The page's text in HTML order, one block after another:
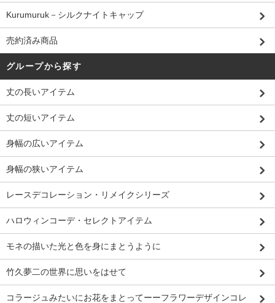
Kurumuruk－シルクナイトキャップ
売約済み商品
グループから探す
丈の長いアイテム
丈の短いアイテム
身幅の広いアイテム
身幅の狭いアイテム
レースデコレーション・リメイクシリーズ
ハロウィンコーデ・セレクトアイテム
モネの描いた光と色を身にまとうように
竹久夢二の世界に思いをはせて
コラージュみたいにお花をまとってーーフラワーデザインコレ